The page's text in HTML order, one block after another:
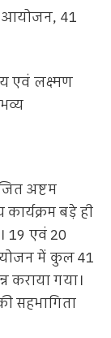
आयोजन, 41
एवं लक्ष्मण
अष्टम
बड़े ही
19 एवं 20
में कुल 41
कराया गया।
सहभागिता